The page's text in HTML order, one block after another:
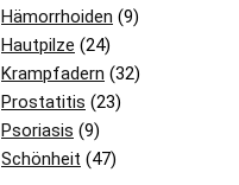
Hämorrhoiden (9)
Hautpilze (24)
Krampfadern (32)
Prostatitis (23)
Psoriasis (9)
Schönheit (47)